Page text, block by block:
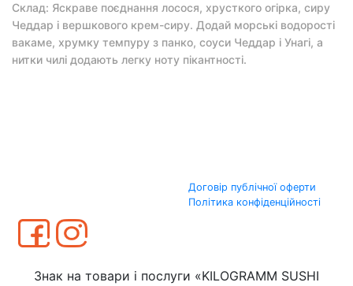
Склад: Яскраве поєднання лосося, хрусткого огірка, сиру
Чеддар і вершкового крем-сиру. Додай морські водорості
вакаме, хрумку темпуру з панко, соуси Чеддар і Унагі, а
нитки чилі додають легку ноту пікантності.
Договір публічної оферти
Політика конфіденційності
Знак на товари і послуги «KILOGRAMM SUSHI